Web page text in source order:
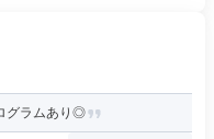
グラムあり◎